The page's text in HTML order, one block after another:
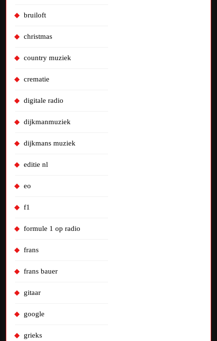
bruiloft
christmas
country muziek
crematie
digitale radio
dijkmanmuziek
dijkmans muziek
editie nl
eo
f1
formule 1 op radio
frans
frans bauer
gitaar
google
grieks